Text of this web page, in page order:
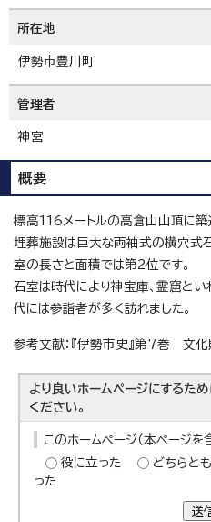
所在地
伊勢市豊川町
管理者
神宮
概要
標高116メートルの高倉山山頂に築
埋葬施設は巨大な両袖式の横穴式
室の長さと面積では第2位です。
石室は時代により神宝庫、霊窟と
代には参詣者が多く訪れました。
参考文献：『伊勢市史』第7巻 文化
より良いホームページにするた
ください。
このホームページ（本ページを
役に立った
どちらと
った
送